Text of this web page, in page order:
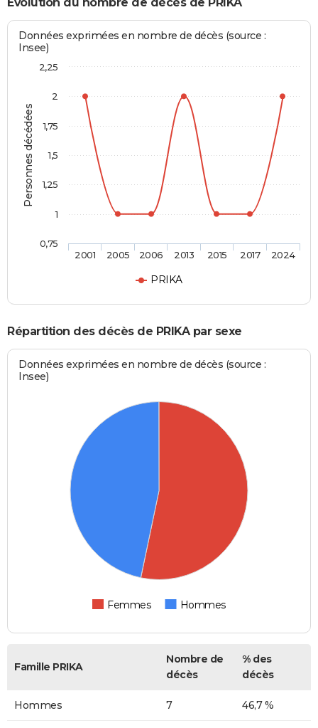
Evolution du nombre de décès de PRIKA
Personnes décédées
Données exprimées en nombre de décès (source :
Insee)
PRIKA
2001 2005 2006 2013 2015 2017 2024
0,75
1
1,25
1,5
1,75
2
2,25
Répartition des décès de PRIKA par sexe
Données exprimées en nombre de décès (source :
Insee)
Femmes Hommes
Famille PRIKA
Nombre de
décès
% des
décès
Hommes 7 46,7 %